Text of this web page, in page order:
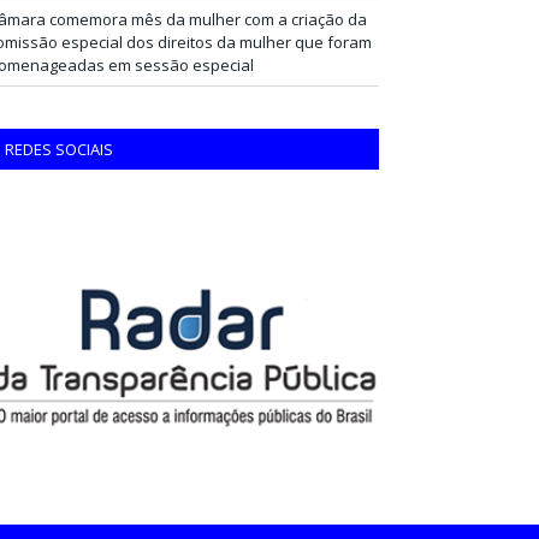
comemora mês da mulher com a criação da
especial dos direitos da mulher que foram
em sessão especial
REDES SOCIAIS